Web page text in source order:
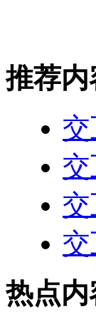
推荐内
热点内